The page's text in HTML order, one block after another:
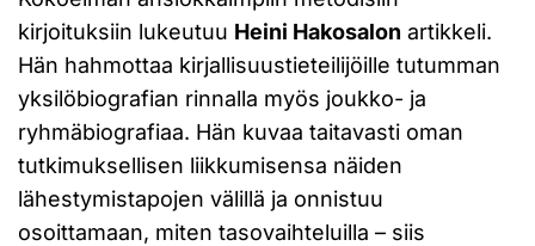
kirjoituksiin lukeutuu Heini Hakosalon artikkeli.
Hän hahmottaa kirjallisuustieteilijöille tutumman
yksilöbiografian rinnalla myös joukko- ja
ryhmäbiografiaa. Hän kuvaa taitavasti oman
tutkimuksellisen liikkumisensa näiden
lähestymistapojen välillä ja onnistuu
osoittamaan, miten tasovaihteluilla – siis